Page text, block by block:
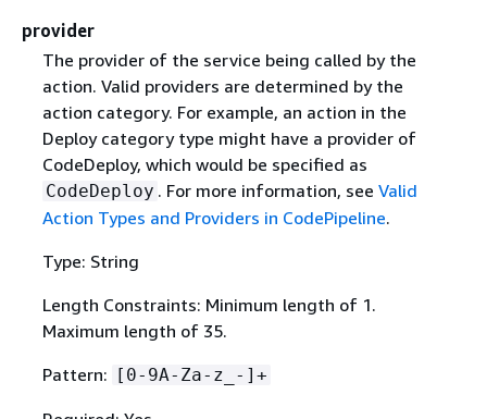
provider
The provider of the service being called by the
action. Valid providers are determined by the
action category. For example, an action in the
Deploy category type might have a provider of
CodeDeploy, which would be specified as
CodeDeploy . For more information, see Valid
Action Types and Providers in CodePipeline.
Type: String
Length Constraints: Minimum length of 1.
Maximum length of 35.
Pattern: [0-9A-Za-z_-]+